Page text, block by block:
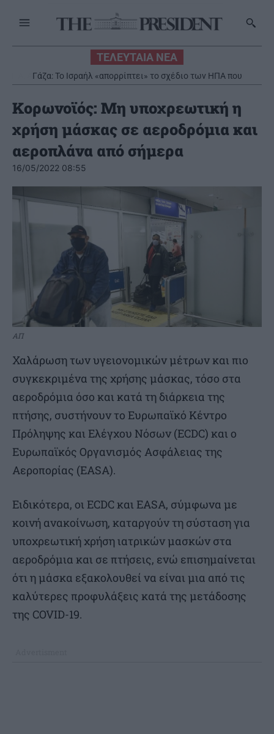
ΤΕΛΕΥΤΑΙΑ ΝΕΑ
Γάζα: Το Ισραήλ «απορρίπτει» το σχέδιο των ΗΠΑ που
αποδέχτηκε η Χαμάς
Κορωνοϊός: Μη υποχρεωτική η
χρήση μάσκας σε αεροδρόμια και
αεροπλάνα από σήμερα
16/05/2022 08:55
ΑΠ
Χαλάρωση των υγειονομικών μέτρων και πιο
συγκεκριμένα της χρήσης μάσκας, τόσο στα
αεροδρόμια όσο και κατά τη διάρκεια της
πτήσης, συστήνουν το Ευρωπαϊκό Κέντρο
Πρόληψης και Ελέγχου Νόσων (ECDC) και ο
Ευρωπαϊκός Οργανισμός Ασφάλειας της
Αεροπορίας (EASA).
Ειδικότερα, οι ECDC και EASA, σύμφωνα με
κοινή ανακοίνωση, καταργούν τη σύσταση για
υποχρεωτική χρήση ιατρικών μασκών στα
αεροδρόμια και σε πτήσεις, ενώ επισημαίνεται
ότι η μάσκα εξακολουθεί να είναι μια από τις
καλύτερες προφυλάξεις κατά της μετάδοσης
της COVID-19.